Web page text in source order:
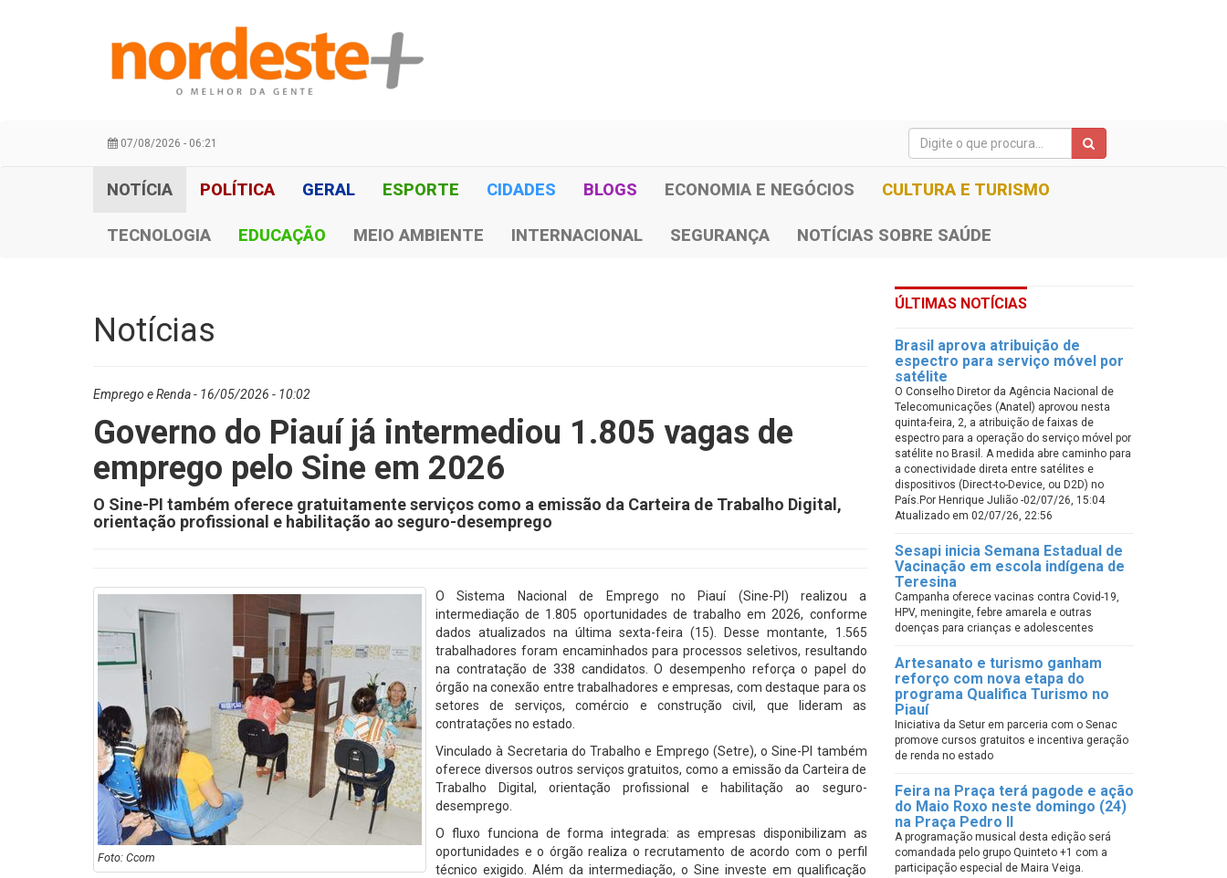
07/08/2026 - 06:21
NOTÍCIA POLÍTICA GERAL ESPORTE CIDADES BLOGS ECONOMIA E NEGÓCIOS CULTURA E TURISMO
TECNOLOGIA EDUCAÇÃO MEIO AMBIENTE INTERNACIONAL SEGURANÇA NOTÍCIAS SOBRE SAÚDE
Notícias
Emprego e Renda - 16/05/2026 - 10:02
Governo do Piauí já intermediou 1.805 vagas de
emprego pelo Sine em 2026
O Sine-PI também oferece gratuitamente serviços como a emissão da Carteira de Trabalho Digital,
orientação profissional e habilitação ao seguro-desemprego
Foto: Ccom
O Sistema Nacional de Emprego no Piauí (Sine-PI) realizou a
intermediação de 1.805 oportunidades de trabalho em 2026, conforme
dados atualizados na última sexta-feira (15). Desse montante, 1.565
trabalhadores foram encaminhados para processos seletivos, resultando
na contratação de 338 candidatos. O desempenho reforça o papel do
órgão na conexão entre trabalhadores e empresas, com destaque para os
setores de serviços, comércio e construção civil, que lideram as
contratações no estado.
Vinculado à Secretaria do Trabalho e Emprego (Setre), o Sine-PI também
oferece diversos outros serviços gratuitos, como a emissão da Carteira de
Trabalho Digital, orientação profissional e habilitação ao seguro-
desemprego.
O fluxo funciona de forma integrada: as empresas disponibilizam as
oportunidades e o órgão realiza o recrutamento de acordo com o perfil
técnico exigido. Além da intermediação, o Sine investe em qualificação
ÚLTIMAS NOTÍCIAS
Brasil aprova atribuição de
espectro para serviço móvel por
satélite
O Conselho Diretor da Agência Nacional de
Telecomunicações (Anatel) aprovou nesta
quinta-feira, 2, a atribuição de faixas de
espectro para a operação do serviço móvel por
satélite no Brasil. A medida abre caminho para
a conectividade direta entre satélites e
dispositivos (Direct-to-Device, ou D2D) no
País.Por Henrique Julião -02/07/26, 15:04
Atualizado em 02/07/26, 22:56
Sesapi inicia Semana Estadual de
Vacinação em escola indígena de
Teresina
Campanha oferece vacinas contra Covid-19,
HPV, meningite, febre amarela e outras
doenças para crianças e adolescentes
Artesanato e turismo ganham
reforço com nova etapa do
programa Qualifica Turismo no
Piauí
Iniciativa da Setur em parceria com o Senac
promove cursos gratuitos e incentiva geração
de renda no estado
Feira na Praça terá pagode e ação
do Maio Roxo neste domingo (24)
na Praça Pedro II
A programação musical desta edição será
comandada pelo grupo Quinteto +1 com a
participação especial de Maira Veiga.